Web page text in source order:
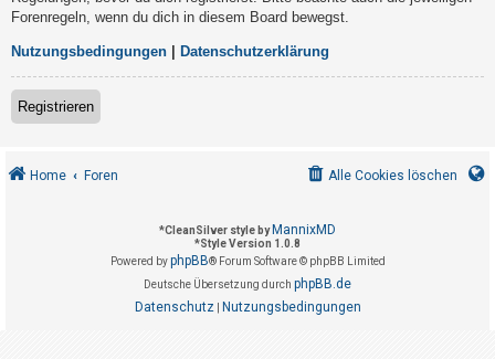
e
U
b
e
Forenregeln, wenn du dich in diesem Board bewegst.
Nutzungsbedingungen Datenschutzerklärung
Registrieren
Home Foren Alle Cookies löschen
*CleanSilver style by MannixMD
*Style Version 1.0.8
Powered byphpBB® Forum Software © phpBB Limited
Deutsche Übersetzung durch phpBB.de
Datenschutz| Nutzungsbedingungen